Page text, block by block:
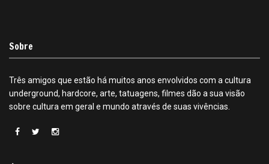
Sobre
Três amigos que estão há muitos anos envolvidos com a cultura
underground, hardcore, arte, tatuagens, filmes dão a sua visão
sobre cultura em geral e mundo através de suas vivências.